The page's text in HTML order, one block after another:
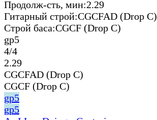
Продолж-сть, мин:2.29
Гитарный строй:CGCFAD (Drop C)
Строй баса:CGCF (Drop C)
gp5
4/4
2.29
CGCFAD (Drop C)
CGCF (Drop C)
gp5
gp5